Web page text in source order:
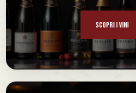
SCOPRI I VINI